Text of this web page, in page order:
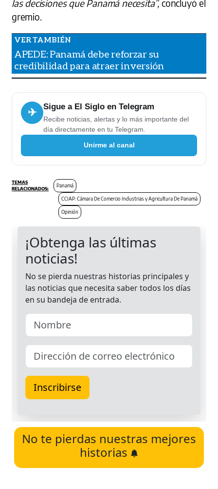
las decisiones que Panamá necesita”, concluyó el
gremio.
APEDE: Panamá debe reforzar su
credibilidad para atraer inversión
✈ Sigue a El Siglo en Telegram
Recibe noticias, alertas y lo más importante del
día directamente en tu Telegram.
Unirme al canal
Panamá
CCIAP: Cámara De Comercio Industrias y Agricultura De Panamá
Opinión
No te pierdas nuestras mejores
historias